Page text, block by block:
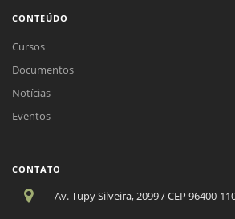
CONTEÚDO
Cursos
Documentos
Notícias
Eventos
CONTATO
Av. Tupy Silveira, 2099 / CEP 96400-